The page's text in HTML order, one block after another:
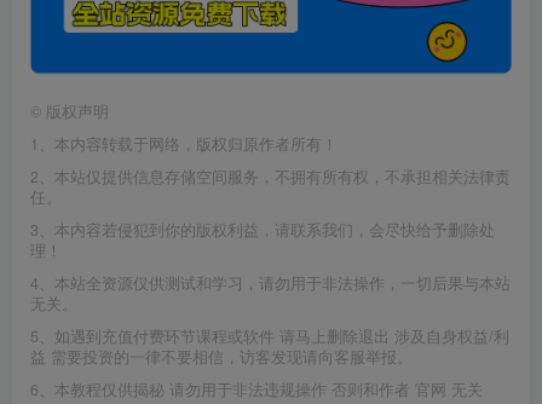
© 版权声明
1、本内容转载于网络，版权归原作者所有！
2、本站仅提供信息存储空间服务，不拥有所有权，不承担相关法律责
任。
3、本内容若侵犯到你的版权利益，请联系我们，会尽快给予删除处
理！
4、本站全资源仅供测试和学习，请勿用于非法操作，一切后果与本站
无关。
5、如遇到充值付费环节课程或软件 请马上删除退出 涉及自身权益/利
益 需要投资的一律不要相信，访客发现请向客服举报。
6、本教程仅供揭秘 请勿用于非法违规操作 否则和作者 官网 无关